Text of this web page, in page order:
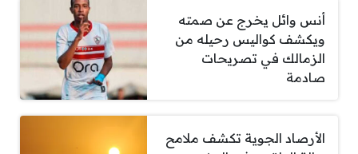
أنس وائل يخرج عن صمته
ويكشف كواليس رحيله من
الزمالك في تصريحات
صادمة
الأرصاد الجوية تكشف ملامح